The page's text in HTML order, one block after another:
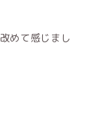
めて感じまし